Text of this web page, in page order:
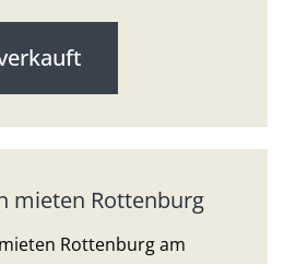
Rottenburg am